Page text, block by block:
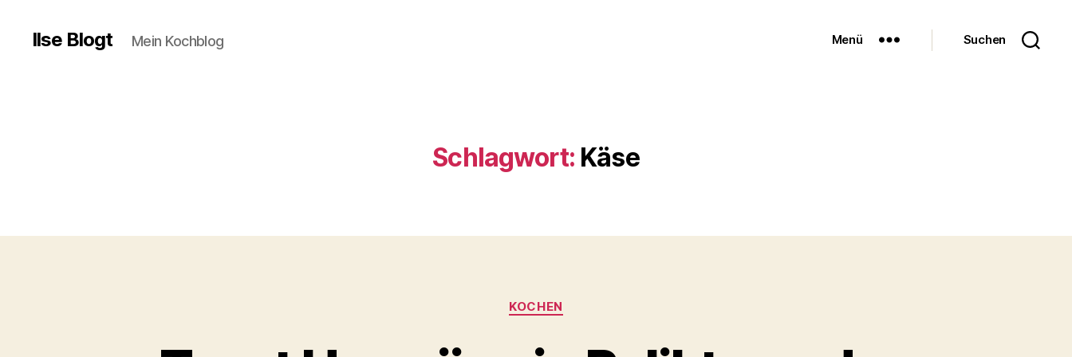
Ilse Blogt Mein Kochblog Menü Suchen
Schlagwort: Käse
Kategorien
KOCHEN